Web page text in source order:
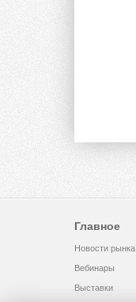
Главное
Новости рынка
Вебинары
Выставки